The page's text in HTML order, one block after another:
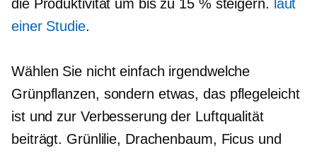
die Produktivität um bis zu 15 % steigern. laut
einer Studie.
Wählen Sie nicht einfach irgendwelche
Grünpflanzen, sondern etwas, das pflegeleicht
ist und zur Verbesserung der Luftqualität
beiträgt. Grünlilie, Drachenbaum, Ficus und